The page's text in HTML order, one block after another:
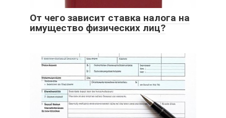
От чего зависит ставка налога на
имущество физических лиц?